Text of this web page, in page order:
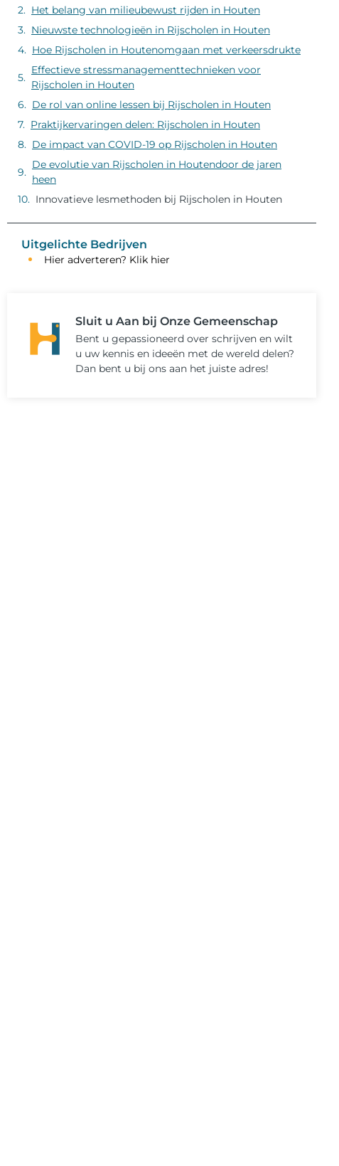
Het belang van milieubewust rijden in Houten
Nieuwste technologieën in Rijscholen in Houten
Hoe Rijscholen in Houtenomgaan met verkeersdrukte
Effectieve stressmanagementtechnieken voor
Rijscholen in Houten
De rol van online lessen bij Rijscholen in Houten
Praktijkervaringen delen: Rijscholen in Houten
De impact van COVID-19 op Rijscholen in Houten
De evolutie van Rijscholen in Houtendoor de jaren
heen
Innovatieve lesmethoden bij Rijscholen in Houten
Uitgelichte Bedrijven
Hier adverteren? Klik hier
Sluit u Aan bij Onze Gemeenschap
Bent u gepassioneerd over schrijven en wilt
u uw kennis en ideeën met de wereld delen?
Dan bent u bij ons aan het juiste adres!